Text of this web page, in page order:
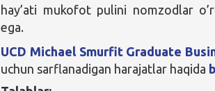
hay’ati mukofot pulini nomzodlar
ega.
UCD Michael Smurfit Graduate
uchun sarflanadigan harajatlar haqida